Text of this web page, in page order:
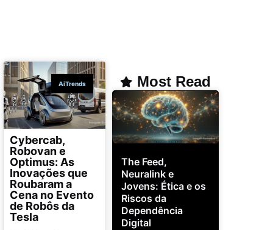
AiTrends
Cybercab,
Robovan e
Optimus: As
Inovações que
Roubaram a
Cena no Evento
de Robôs da
Tesla
Most Read
The Feed,
Neuralink e
Jovens: Ética e os
Riscos da
Dependência
Digital